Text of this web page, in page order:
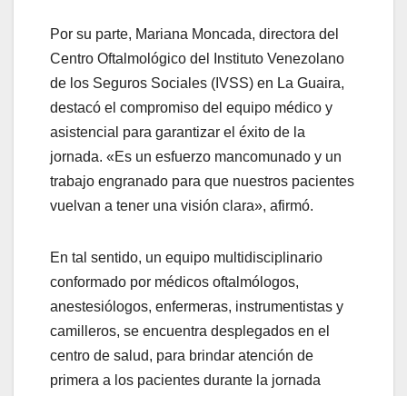
Por su parte, Mariana Moncada, directora del
Centro Oftalmológico del Instituto Venezolano
de los Seguros Sociales (IVSS) en La Guaira,
destacó el compromiso del equipo médico y
asistencial para garantizar el éxito de la
jornada. «Es un esfuerzo mancomunado y un
trabajo engranado para que nuestros pacientes
vuelvan a tener una visión clara», afirmó.
En tal sentido, un equipo multidisciplinario
conformado por médicos oftalmólogos,
anestesiólogos, enfermeras, instrumentistas y
camilleros, se encuentra desplegados en el
centro de salud, para brindar atención de
primera a los pacientes durante la jornada